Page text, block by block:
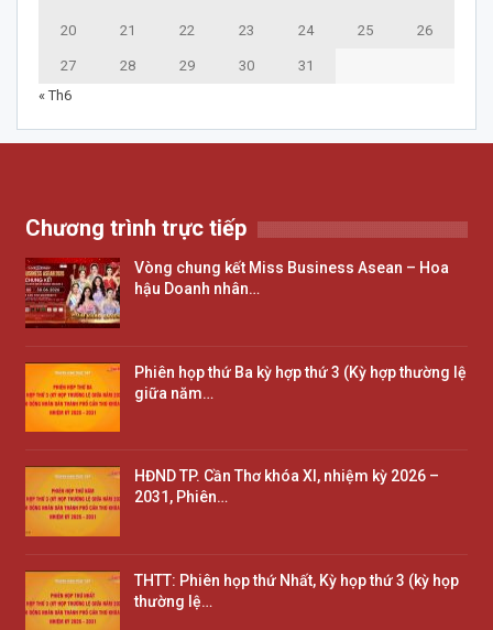
20 21 22 23 24 25 26
27 28 29 30
31
« Th6
Chương trình trực tiếp
Vòng chung kết Miss Business Asean – Hoa
hậu Doanh nhân…
Phiên họp thứ Ba kỳ hợp thứ 3 (Kỳ hợp thường lệ
giữa năm…
HĐND TP. Cần Thơ khóa XI, nhiệm kỳ 2026 –
2031, Phiên…
THTT: Phiên họp thứ Nhất, Kỳ họp thứ 3 (kỳ họp
thường lệ…